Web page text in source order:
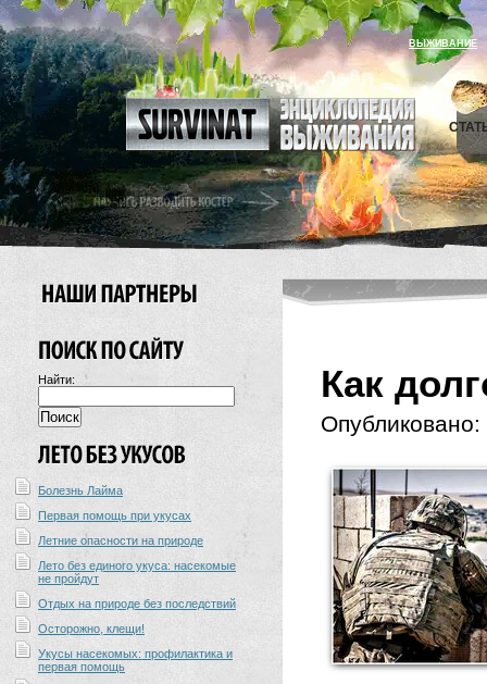
ВЫЖИВАНИЕ
Найти:
Болезнь Лайма
Первая помощь при укусах
Летние опасности на природе
Лето без единого укуса: насекомые
не пройдут
Отдых на природе без последствий
Осторожно, клещи!
Укусы насекомых: профилактика и
первая помощь
Как
Опубликовано: